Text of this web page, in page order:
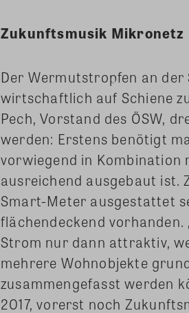
Zukunftsmusik Mikronetz
Der Wermutstropfen an der
wirtschaftlich auf Schiene
Pech, Vorstand des ÖSW,
werden: Erstens benötigt
vorwiegend in
ausreichend ausgebaut ist.
Smart-Meter ausgestattet
flächendeckend vorhanden.
Strom nur dann attraktiv,
mehrere Wohnobjekte
zusammengefasst werden
2017, vorerst noch